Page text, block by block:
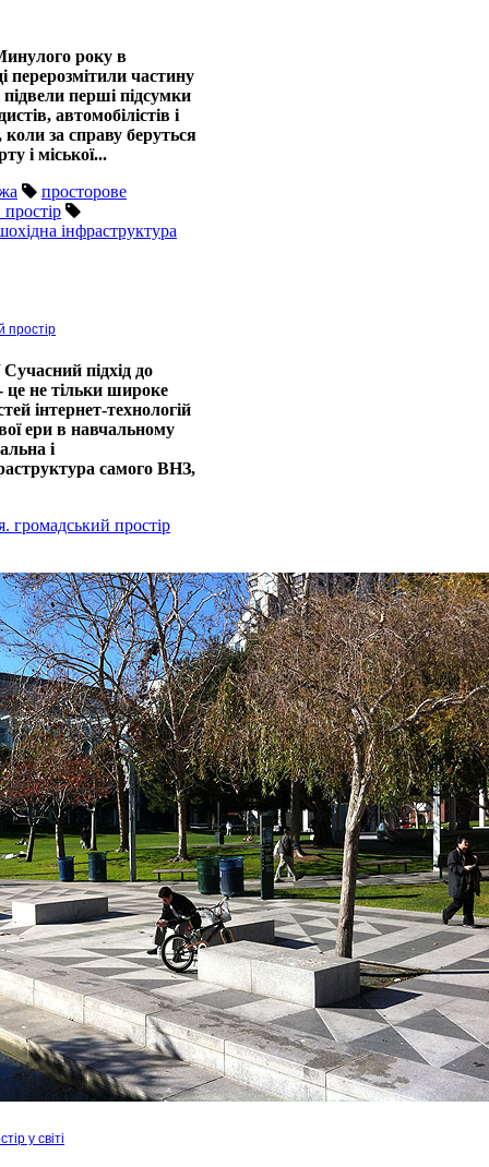
року в
перерозмітили частину
перші підсумки
автомобілістів і
коли за справу беруться
і міської...
просторове
інфраструктура
простір
Сучасний підхід до
- це не тільки широке
інтернет-технологій
ери в навчальному
і
самого ВНЗ,
громадський простір
у світі